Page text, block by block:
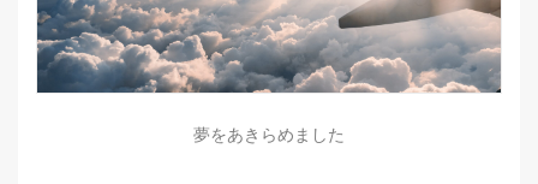
夢をあきらめました